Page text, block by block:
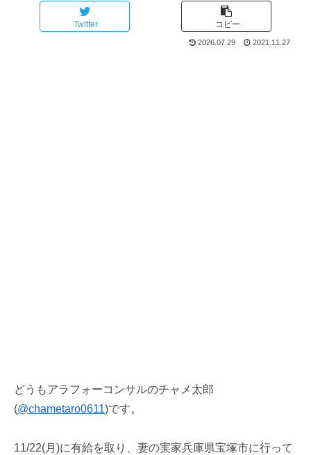
Twitter コピー
2026.07.29 2021.11.27
どうもアラフォーコンサルのチャメ太郎
(@chametaro0611)です。
11/22(月)に有給を取り、妻の実家兵庫県宝塚市に行って